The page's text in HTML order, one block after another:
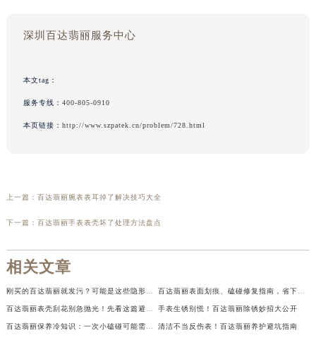
深圳百达翡丽服务中心
本文tag：
服务专线： 400-805-0910
本页链接： http://www.szpatek.cn/problem/728.html
上一篇： 百达翡丽腕表表耳掉了解决技巧大全
下一篇： 百达翡丽手表表壳坏了处理方法盘点
相关文章
手表生锈别慌！百达翡丽除锈妙招大公开
清洁不当反伤表！百达翡丽养护避坑指南